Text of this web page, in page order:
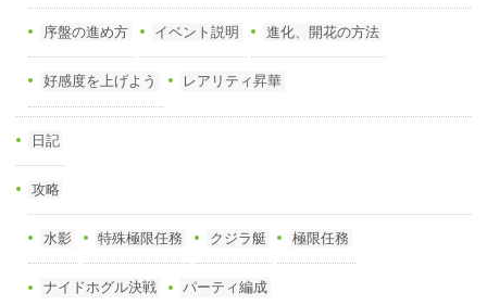
序盤の進め方 イベント説明 進化、開花の方法
好感度を上げよう レアリティ昇華
日記
攻略
水影 特殊極限任務 クジラ艇 極限任務
ナイドホグル決戦 パーティ編成